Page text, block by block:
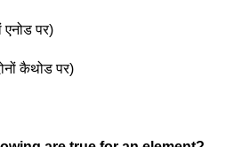
पर)
कैथोड पर)